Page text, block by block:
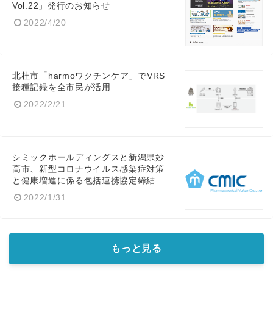
Vol.22」発行のお知らせ
2022/4/20
北杜市「harmoワクチンケア」でVRS
接種記録を全市民が活用
2022/2/21
シミックホールディングスと新潟県妙
高市、新型コロナウイルス感染症対策
と健康増進に係る包括連携協定締結
2022/1/31
もっと見る